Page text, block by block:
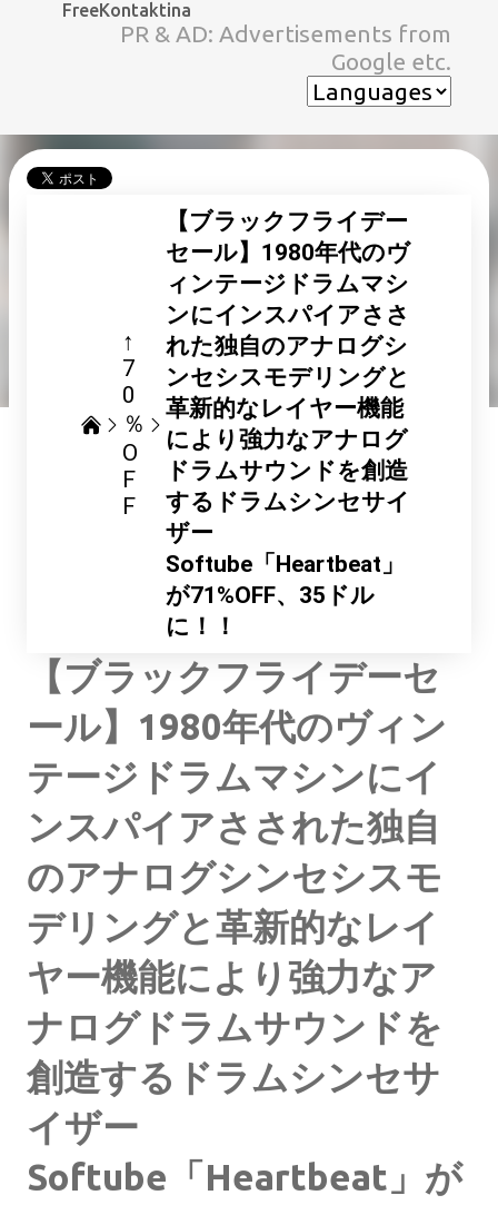
スキップしてメイン コンテンツに移動
FreeKontaktina
PR & AD: Advertisements from
Google etc.
↑
7
0
％
O
F
F
【ブラックフライデー
セール】1980年代のヴ
ィンテージドラムマシ
ンにインスパイアささ
れた独自のアナログシ
ンセシスモデリングと
革新的なレイヤー機能
により強力なアナログ
ドラムサウンドを創造
するドラムシンセサイ
ザー
Softube「Heartbeat」
が71%OFF、35ドル
に！！
【ブラックフライデーセ
ール】1980年代のヴィン
テージドラムマシンにイ
ンスパイアさされた独自
のアナログシンセシスモ
デリングと革新的なレイ
ヤー機能により強力なア
ナログドラムサウンドを
創造するドラムシンセサ
イザー
Softube「Heartbeat」が